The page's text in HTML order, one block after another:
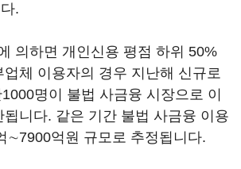
.
의하면 개인신용 평점 하위 50%
체 이용자의 경우 지난해 신규로
명이 불법 사금융 시장으로 이
니다. 같은 기간 불법 사금융 이용
∼7900억원 규모로 추정됩니다.